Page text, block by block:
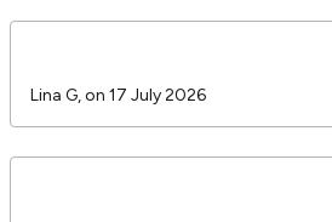
Lina G, on 17 July 2026